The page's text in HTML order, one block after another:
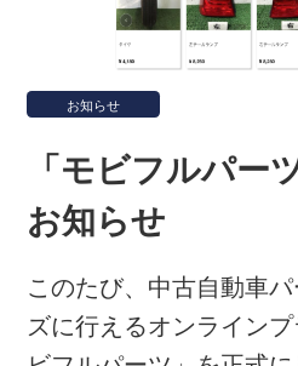
お知らせ
「モビフルパー
お知らせ
このたび、中古自動車
ズに行えるオンライン